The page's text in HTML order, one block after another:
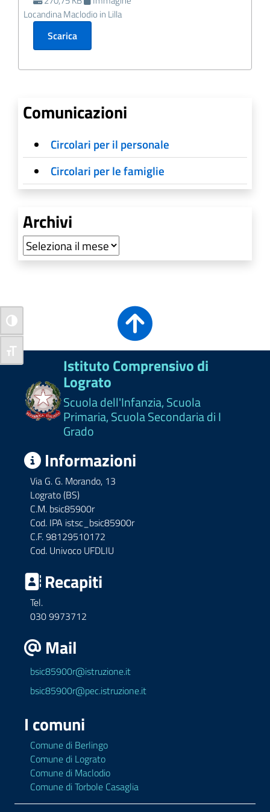
Attiva/disattiva alto contrasto
Attiva/disattiva dimensione testo
Locandina Maclodio in Lilla
Scarica
Comunicazioni
Circolari per il personale
Circolari per le famiglie
Archivi
Archivi
Istituto Comprensivo di
Lograto
Scuola dell'Infanzia, Scuola
Primaria, Scuola Secondaria di I
Grado
Informazioni
Via G. G. Morando, 13
Lograto (BS)
C.M. bsic85900r
Cod. IPA istsc_bsic85900r
C.F. 98129510172
Cod. Univoco UFDLIU
Recapiti
Tel.
030 9973712
Mail
bsic85900r@istruzione.it
bsic85900r@pec.istruzione.it
I comuni
Comune di Berlingo
Comune di Lograto
Comune di Maclodio
Comune di Torbole Casaglia